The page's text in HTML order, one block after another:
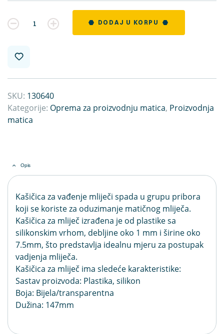
Kvantitet DODAJ U KORPU
SKU: 130640
Kategorije: Oprema za proizvodnju matica, Proizvodnja
matica
Opis
Kašičica za vađenje mliječi spada u grupu pribora
koji se koriste za oduzimanje matičnog mliječa.
Kašičica za mliječ izrađena je od plastike sa
silikonskim vrhom, debljine oko 1 mm i širine oko
7.5mm, što predstavlja idealnu mjeru za postupak
vadjenja mliječa.
Kašičica za mliječ ima sledeće karakteristike:
Sastav proizvoda: Plastika, silikon
Boja: Bijela/transparentna
Dužina: 147mm